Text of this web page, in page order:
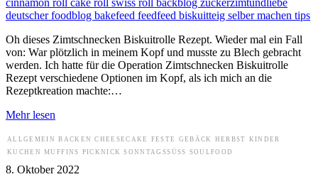
Oh dieses Zimtschnecken Biskuitrolle Rezept. Wieder mal ein Fall
von: War plötzlich in meinem Kopf und musste zu Blech gebracht
werden. Ich hatte für die Operation Zimtschnecken Biskuitrolle
Rezept verschiedene Optionen im Kopf, als ich mich an die
Rezeptkreation machte:…
Mehr lesen
ALLGEMEIN BACKEN CHEESECAKE FESTE GEBÄCK HERBST KINDER
KUCHEN
MUFFINS PICKNICK SONNTAGSSÜSS SOULFOOD
8. Oktober 2022